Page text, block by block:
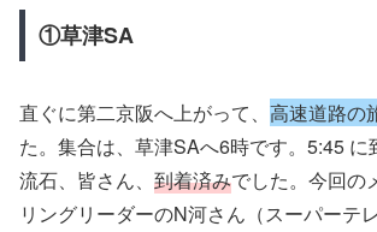
①草津SA
直ぐに第二京阪へ上がって、 高速道路の
た。集合は、草津SAへ6時です。5:45 に
流石、皆さん、 到着済みでした。今回の
リングリーダーのN河さん（スーパーテ